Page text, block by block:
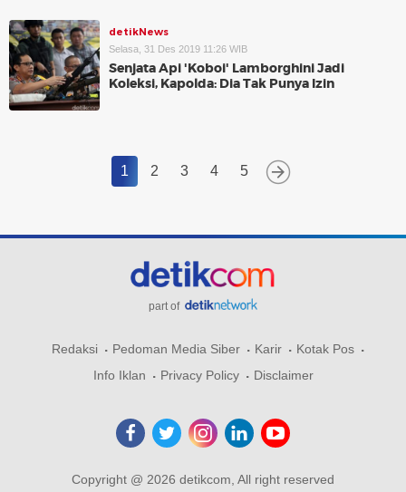
detikNews
Selasa, 31 Des 2019 11:26 WIB
Senjata Api 'Koboi' Lamborghini Jadi
Koleksi, Kapolda: Dia Tak Punya Izin
1 2 3 4 5
part of
Redaksi Pedoman Media Siber Karir
Kotak Pos
Info Iklan
Privacy Policy Disclaimer
Copyright @ 2026 detikcom, All right reserved